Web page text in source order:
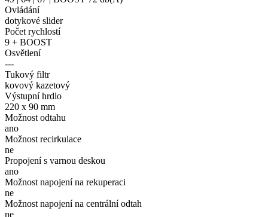
Ovládání
dotykové slider
Počet rychlostí
9 + BOOST
Osvětlení
---
Tukový filtr
kovový kazetový
Výstupní hrdlo
220 x 90 mm
Možnost odtahu
ano
Možnost recirkulace
ne
Propojení s varnou deskou
ano
Možnost napojení na rekuperaci
ne
Možnost napojení na centrální odtah
ne